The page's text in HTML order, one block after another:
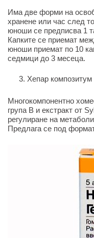
Има две форми на
хранене или час след
юноши се предписва 1
Капките се приемат
юноши приемат по 10
седмици до 3 месеца.
Хепар композитум
Многокомпонентно
група В и екстракт от
регулиране на
Предлага се под